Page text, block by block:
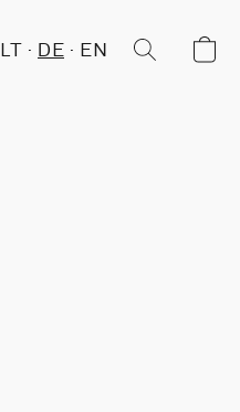
LT DE EN